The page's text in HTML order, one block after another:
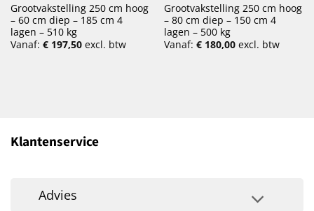
Grootvakstelling 250 cm hoog
– 60 cm diep – 185 cm 4
lagen – 510 kg
Vanaf: €197,50excl. btw
Grootvakstelling 250 cm hoog
– 80 cm diep – 150 cm 4
lagen – 500 kg
Vanaf: €180,00excl. btw
Klantenservice
Advies